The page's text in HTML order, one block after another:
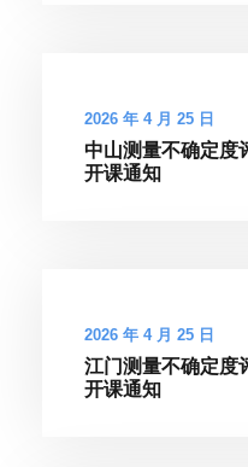
2026 年 4 月 25 日
中山测量不确定度
开课通知
2026 年 4 月 25 日
江门测量不确定度
开课通知